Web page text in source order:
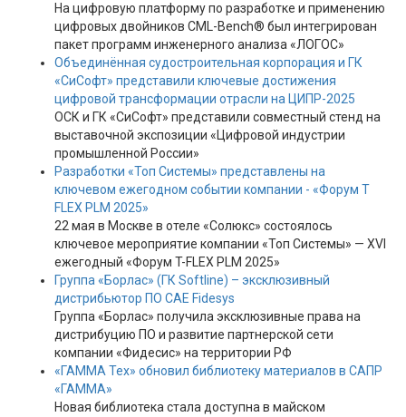
На цифровую платформу по разработке и применению
цифровых двойников CML-Bench® был интегрирован
пакет программ инженерного анализа «ЛОГОС»
Объединённая судостроительная корпорация и ГК
«СиСофт» представили ключевые достижения
цифровой трансформации отрасли на ЦИПР-2025
ОСК и ГК «СиСофт» представили совместный стенд на
выставочной экспозиции «Цифровой индустрии
промышленной России»
Разработки «Топ Системы» представлены на
ключевом ежегодном событии компании - «Форум T
FLEX PLM 2025»
22 мая в Москве в отеле «Солюкс» состоялось
ключевое мероприятие компании «Топ Системы» — XVI
ежегодный «Форум T-FLEX PLM 2025»
Группа «Борлас» (ГК Softline) – эксклюзивный
дистрибьютор ПО CAE Fidesys
Группа «Борлас» получила эксклюзивные права на
дистрибуцию ПО и развитие партнерской сети
компании «Фидесис» на территории РФ
«ГАММА Тех» обновил библиотеку материалов в САПР
«ГАММА»
Новая библиотека стала доступна в майском